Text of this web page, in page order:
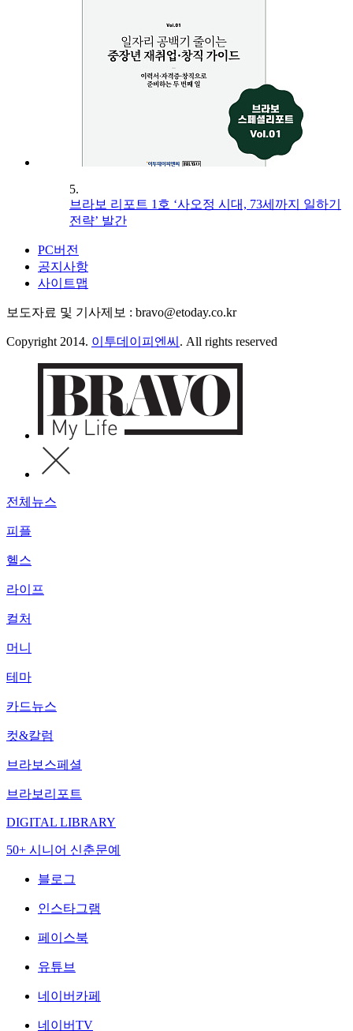
5.
브라보 리포트 1호 ‘사오정 시대, 73세까지 일하기
전략’ 발간
PC버전
공지사항
사이트맵
보도자료 및 기사제보 : bravo@etoday.co.kr
Copyright 2014. 이투데이피엔씨 . All rights reserved
전체뉴스
피플
헬스
라이프
컬처
머니
테마
카드뉴스
컷&칼럼
브라보스페셜
브라보리포트
DIGITAL LIBRARY
50+ 시니어 신춘문예
블로그
인스타그램
페이스북
유튜브
네이버카페
네이버TV